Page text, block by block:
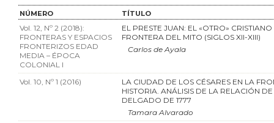
NÚMERO TÍTULO
Vol. 12, Nº 2 (2018):
FRONTERAS Y ESPACIOS
FRONTERIZOS EDAD
MEDIA – ÉPOCA
COLONIAL I
EL PRESTE JUAN: EL «OTRO»
FRONTERA DEL MITO (SIGLOS XII-XIII)
Carlos de Ayala
Vol. 10, Nº 1 (2016)
LA CIUDAD DE LOS CÉSARES EN LA
HISTORIA. ANÁLISIS DE LA RELACIÓN
DELGADO DE 1777
Tamara Alvarado